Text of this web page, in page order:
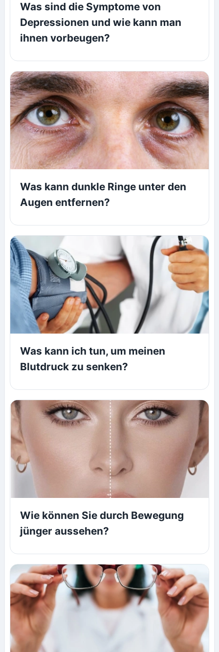
Was sind die Symptome von
Depressionen und wie kann man
ihnen vorbeugen?
Was kann dunkle Ringe unter den
Augen entfernen?
Was kann ich tun, um meinen
Blutdruck zu senken?
Wie können Sie durch Bewegung
jünger aussehen?